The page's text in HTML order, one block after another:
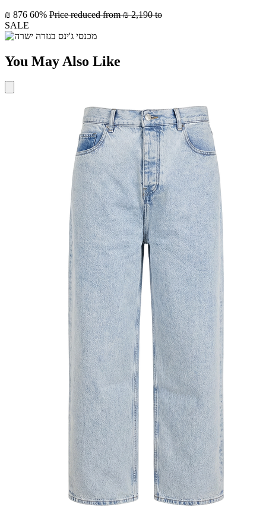
₪ 876 60% Price reduced from₪ 2,190 to
SALE
You May Also Like